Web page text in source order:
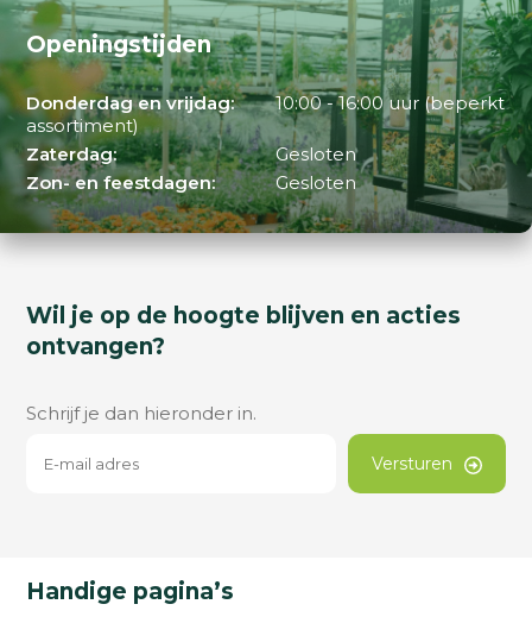
Openingstijden
Donderdag en vrijdag:
10:00 - 16:00 uur (beperkt
assortiment)
Zaterdag:
Gesloten
Zon- en feestdagen:
Gesloten
Wil je op de hoogte blijven en acties
ontvangen?
Schrijf je dan hieronder in.
Versturen
Handige pagina’s